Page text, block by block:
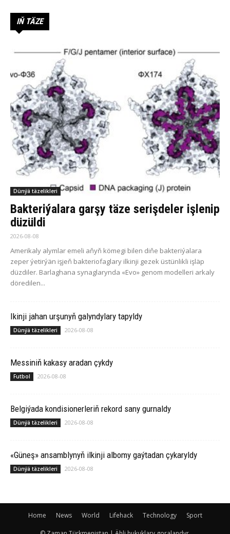
IŇ TÄZE
Dünýä täzelikleri
Bakteriýalara garşy täze serişdeler işlenip
düzüldi
2026-08-08
Amerikaly alymlar emeli aňyň kömegi bilen diňe bakteriýalara
zeper ýetirýän işjeň bakteriofaglary ilkinji gezek üstünlikli işläp
düzdiler. Barlaghana synaglarynda «Evo» genom modelleri arkaly
döredilen...
Ikinji jahan urşunyň galyndylary tapyldy
Dünýä täzelikleri 2026-08-08
Messiniň kakasy aradan çykdy
Futbol 2026-08-08
Belgiýada kondisionerleriň rekord sany gurnaldy
Dünýä täzelikleri 2026-08-08
«Güneş» ansamblynyň ilkinji albomy gaýtadan çykaryldy
Dünýä täzelikleri 2026-08-08
Home News World Lifehack Technology Sport